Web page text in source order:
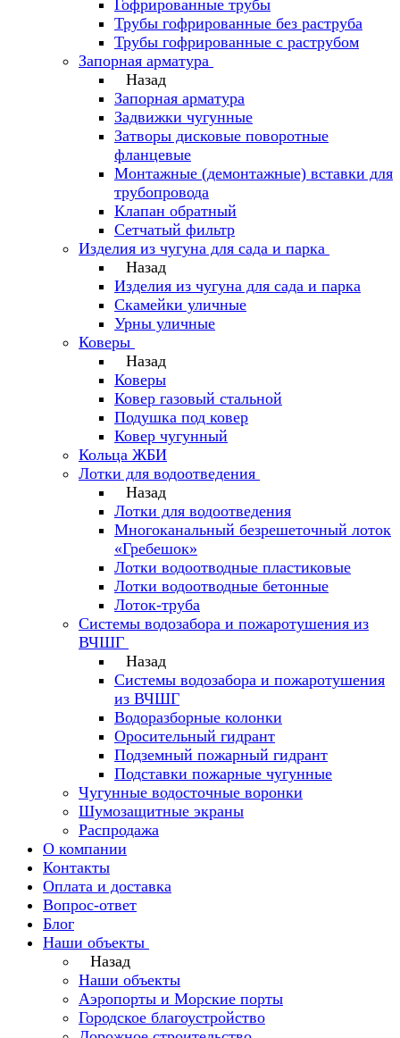
Гофрированные трубы
Трубы гофрированные без раструба
Трубы гофрированные с раструбом
Запорная арматура
Назад
Запорная арматура
Задвижки чугунные
Затворы дисковые поворотные
фланцевые
Монтажные (демонтажные) вставки для
трубопровода
Клапан обратный
Сетчатый фильтр
Изделия из чугуна для сада и парка
Назад
Изделия из чугуна для сада и парка
Скамейки уличные
Урны уличные
Коверы
Назад
Коверы
Ковер газовый стальной
Подушка под ковер
Ковер чугунный
Кольца ЖБИ
Лотки для водоотведения
Назад
Лотки для водоотведения
Многоканальный безрешеточный лоток
«Гребешок»
Лотки водоотводные пластиковые
Лотки водоотводные бетонные
Лоток-труба
Системы водозабора и пожаротушения из
ВЧШГ
Назад
Системы водозабора и пожаротушения
из ВЧШГ
Водоразборные колонки
Оросительный гидрант
Подземный пожарный гидрант
Подставки пожарные чугунные
Чугунные водосточные воронки
Шумозащитные экраны
Распродажа
О компании
Контакты
Оплата и доставка
Вопрос-ответ
Блог
Наши объекты
Назад
Наши объекты
Аэропорты и Морские порты
Городское благоустройство